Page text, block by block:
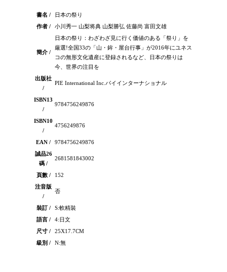
書名 /
日本の祭り
作者 /
小川秀一 山梨将典 山梨勝弘 佐藤尚 富田文雄
簡介 /
日本の祭り：わざわざ見に行く価値のある「祭り」を
厳選!全国33の「山・鉾・屋台行事」が2016年にユネス
コの無形文化遺産に登録されるなど、日本の祭りは
今、世界の注目を
出版社
/
PIE International Inc.パイインターナショナル
ISBN13
/
9784756249876
ISBN10
/
4756249876
EAN /
9784756249876
誠品26
碼 /
2681581843002
頁數 /
152
注音版
/
否
裝訂 /
S:軟精裝
語言 /
4:日文
尺寸 /
25X17.7CM
級別 /
N:無